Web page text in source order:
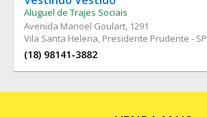
Aluguel de Trajes Sociais
Avenida Manoel Goulart, 1291
Vila Santa Helena, Presidente Prudente - SP
(18) 98141-3882